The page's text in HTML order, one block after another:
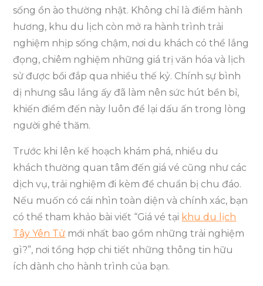
sống ồn ào thường nhật. Không chỉ là điểm hành
hương, khu du lịch còn mở ra hành trình trải
nghiệm nhịp sống chậm, nơi du khách có thể lắng
đọng, chiêm nghiệm những giá trị văn hóa và lịch
sử được bồi đắp qua nhiều thế kỷ. Chính sự bình
dị nhưng sâu lắng ấy đã làm nên sức hút bền bỉ,
khiến điểm đến này luôn để lại dấu ấn trong lòng
người ghé thăm.
Trước khi lên kế hoạch khám phá, nhiều du
khách thường quan tâm đến giá vé cũng như các
dịch vụ, trải nghiệm đi kèm để chuẩn bị chu đáo.
Nếu muốn có cái nhìn toàn diện và chính xác, bạn
có thể tham khảo bài viết “Giá vé tại khu du lịch
Tây Yên Tử mới nhất bao gồm những trải nghiệm
gì?”, nơi tổng hợp chi tiết những thông tin hữu
ích dành cho hành trình của bạn.